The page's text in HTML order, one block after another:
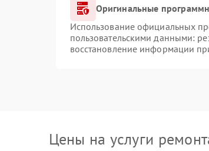
Оригинальные
Использование официальных
пользовательскими данными:
восстановление информации
Цены на услуги